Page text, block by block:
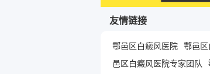
友情链接
鄠邑区白癜风医院 鄠邑
邑区白癜风医院专家团队